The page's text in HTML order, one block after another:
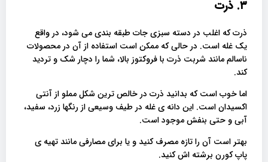
۳. ذرت
ذرت که اغلب در دسته سبزی جات طبقه بندی می شود، در واقع
یک غله است. در حالی که ممکن است استفاده از آن در محصولات
ناسالم مانند شربت ذرت با فروکتوز بالا، شما را دچار شک و تردید
کند.
اما خوب است که بدانید ذرت در خالص ترین شکل مملو از آنتی
اکسیدان است. این دانه ی غله در طیف وسیعی از رنگها زرد، سفید،
آبی و حتی بنفش موجود است.
بهتر است آن را تازه مصرف کنید و یا برای مصارفی مانند تهیه ی
پاپ کورن برشته اش کنید.